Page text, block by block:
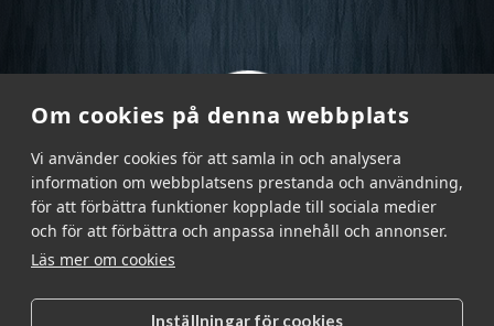
Om cookies på denna webbplats
Vi använder cookies för att samla in och analysera
information om webbplatsens prestanda och användning,
för att förbättra funktioner kopplade till sociala medier
och för att förbättra och anpassa innehåll och annonser.
Läs mer om cookies
Inställningar för cookies